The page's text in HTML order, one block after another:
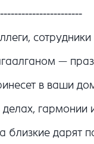
—
в ваши
гармонии
близкие дарят